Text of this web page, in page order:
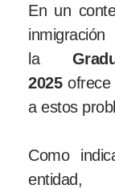
En un
la
2025ofrece
a estos
Como
entidad,